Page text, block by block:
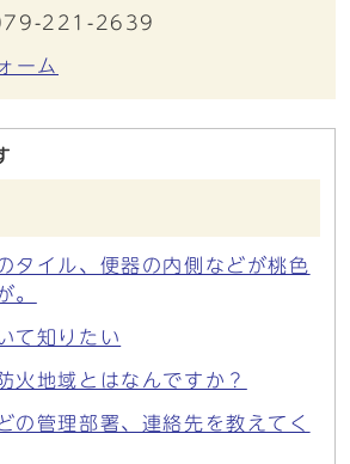
221-2639
ーム
タイル、便器の内側などが桃色
。
て知りたい
火地域とはなんですか？
の管理部署、連絡先を教えてく